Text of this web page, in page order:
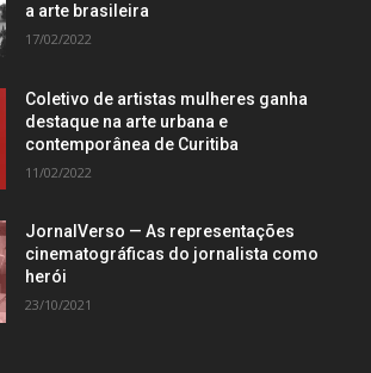
a arte brasileira
17/02/2022
Coletivo de artistas mulheres ganha
destaque na arte urbana e
contemporânea de Curitiba
11/02/2022
JornalVerso — As representações
cinematográficas do jornalista como
herói
23/10/2021